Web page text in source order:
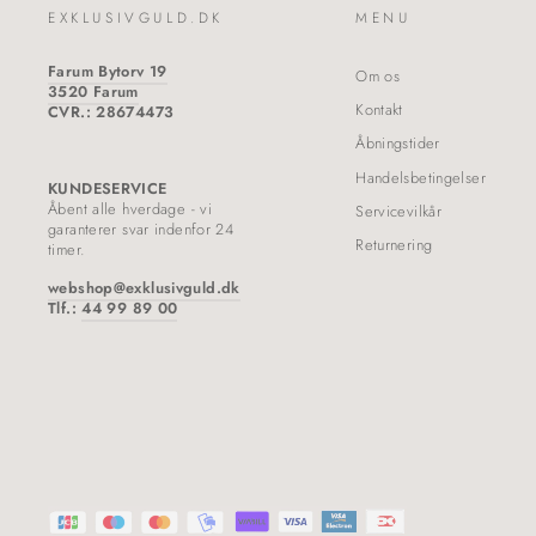
EXKLUSIVGULD.DK
Farum Bytorv 19
3520 Farum
CVR.: 28674473
KUNDESERVICE
Åbent alle hverdage - vi
garanterer svar indenfor 24
timer.
webshop@exklusivguld.dk
Tlf.:44 99 89 00
MENU
Om os
Kontakt
Åbningstider
Handelsbetingelser
Servicevilkår
Returnering